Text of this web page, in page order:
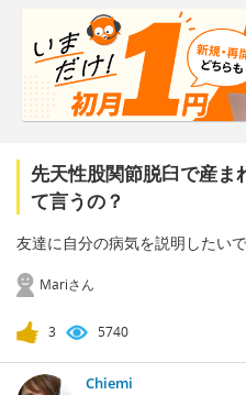
先天性股関節脱臼で産ま
て言うの？
友達に自分の病気を説明したいで
Mariさん
3 5740
Chiemi